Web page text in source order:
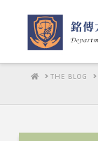
HOME
THE BLOG